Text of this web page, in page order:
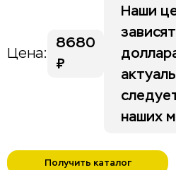
Life
Stripe
Цена:
8680
₽
Наши
наших
Получить каталог